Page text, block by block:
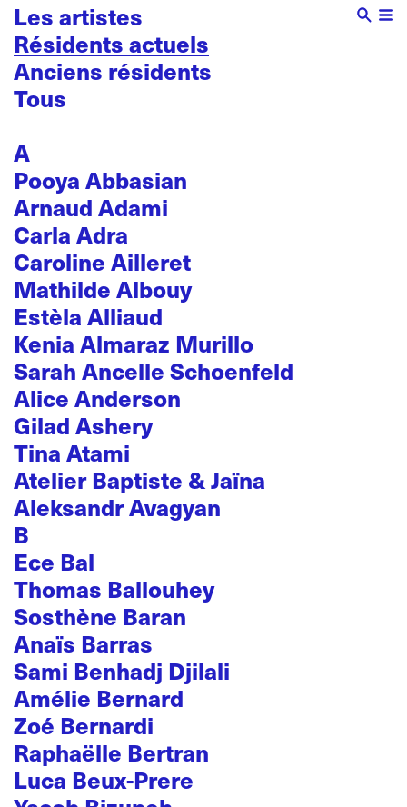
Les artistes
Résidents actuels
Anciens résidents
Tous
A
Pooya Abbasian
Arnaud Adami
Carla Adra
Caroline Ailleret
Mathilde Albouy
Estèla Alliaud
Kenia Almaraz Murillo
Sarah Ancelle Schoenfeld
Alice Anderson
Gilad Ashery
Tina Atami
Atelier Baptiste & Jaïna
Aleksandr Avagyan
B
Ece Bal
Thomas Ballouhey
Sosthène Baran
Anaïs Barras
Sami Benhadj Djilali
Amélie Bernard
Zoé Bernardi
Raphaëlle Bertran
Luca Beux-Prere